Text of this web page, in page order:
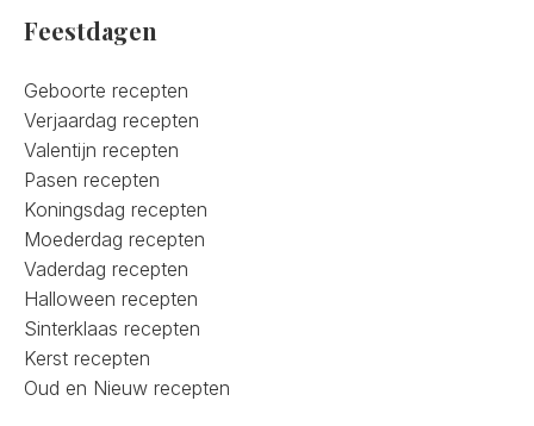
Feestdagen
Geboorte recepten
Verjaardag recepten
Valentijn recepten
Pasen recepten
Koningsdag recepten
Moederdag recepten
Vaderdag recepten
Halloween recepten
Sinterklaas recepten
Kerst recepten
Oud en Nieuw recepten